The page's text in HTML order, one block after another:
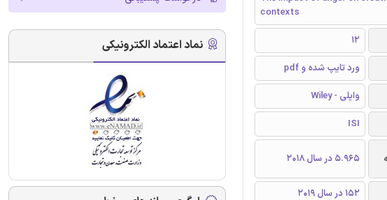
contexts
12
ورد تایپ شده و pdf
وایلی - Wiley
ISI
5.965 در سال 2018
152 در سال 2019
نماد اعتماد الکترونیکی